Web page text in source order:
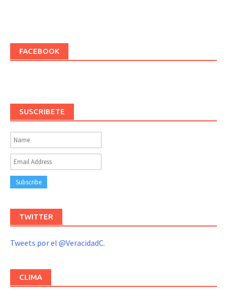
FACEBOOK
SUSCRIBETE
TWITTER
Tweets por el @VeracidadC.
CLIMA